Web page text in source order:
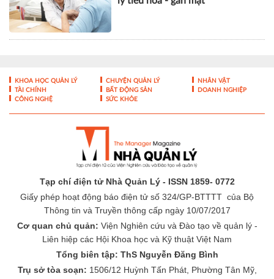
công bằng robot tại Vinmec Cần
lý tiêu hóa - gan mật
KHOA HỌC QUẢN LÝ CHUYỆN QUẢN LÝ
NHÂN VẬT
CÔNG NGHỆ
SỨC KHỎE
Tạp chí điện tử Nhà Quản Lý - ISSN 1859- 0772